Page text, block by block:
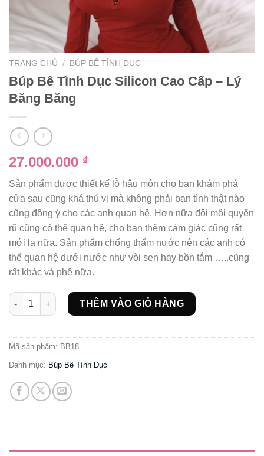
TRANG CHỦ / BÚP BÊ TÌNH DỤC
Búp Bê Tình Dục Silicon Cao Cấp – Lý
Băng Băng
27.000.000 ₫
Sản phẩm được thiết kế lỗ hậu môn cho bạn khám phá
cửa sau cũng khá thú vị mà không phải bạn tình thật nào
cũng đồng ý cho các anh quan hệ. Hơn nữa đôi môi quyến
rũ cũng có thể quan hệ, cho bạn thêm cảm giác cũng rất
mới lạ nữa. Sản phẩm chống thấm nước nên các anh có
thể quan hệ dưới nước như vòi sen hay bồn tắm …..cũng
rất khác và phê nữa.
Búp Bê Tình Dục Silicon Cao Cấp - Lý Băng Băng số lượng
THÊM VÀO GIỎ HÀNG
Mã sản phẩm: BB18
Danh mục: Búp Bê Tình Dục